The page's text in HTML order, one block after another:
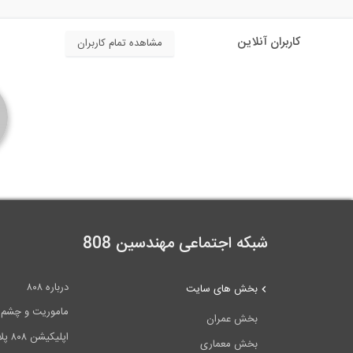
کاربران آنلاین مشاهده تمام کاربران
شبکه اجتماعی مهندسین 808
درباره ۸۰۸
ماموریت و چشم
اپلیکیشن ۸۰۸ پلاس
بخش های سایت
بخش عمران
بخش معماری